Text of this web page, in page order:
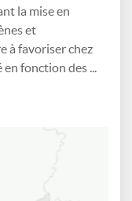
la mise en
et
à favoriser chez
fonction des ...